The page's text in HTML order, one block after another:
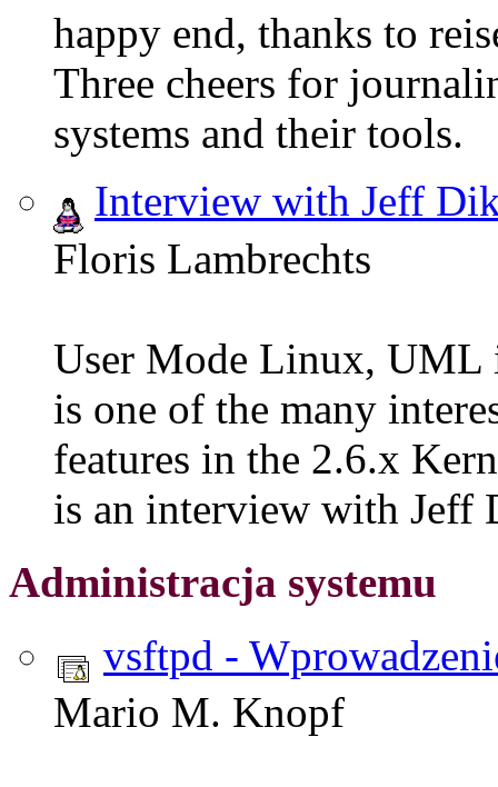
happy end, thanks to
Three cheers for
systems and their tools.
Interview with Jeff
Floris Lambrechts
User Mode Linux, UML
is one of the many
features in the 2.6.x
is an interview with Jeff
Administracja systemu
vsftpd -
Mario M. Knopf